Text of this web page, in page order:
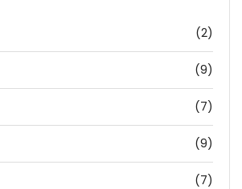
(2)
(9)
(7)
(9)
(7)